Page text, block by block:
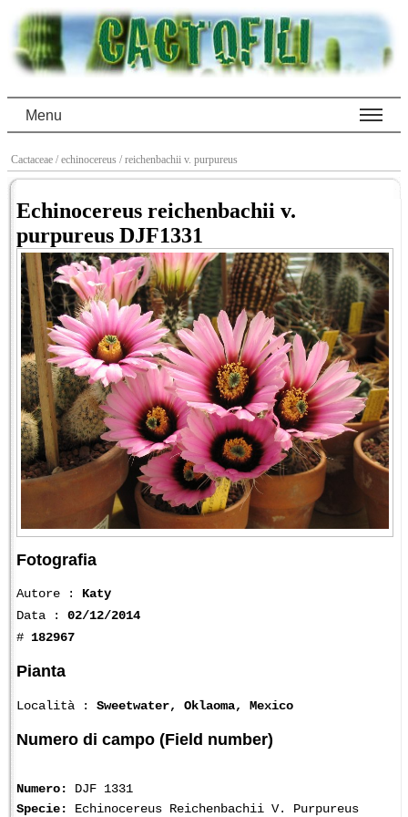
Menu
Cactaceae / echinocereus / reichenbachii v. purpureus
Echinocereus reichenbachii v.
purpureus DJF1331
Fotografia
Autore : Katy
Data : 02/12/2014
# 182967
Pianta
Località : Sweetwater, Oklaoma, Mexico
Numero di campo (Field number)
Numero:
DJF 1331
Specie:
Echinocereus Reichenbachii V. Purpureus